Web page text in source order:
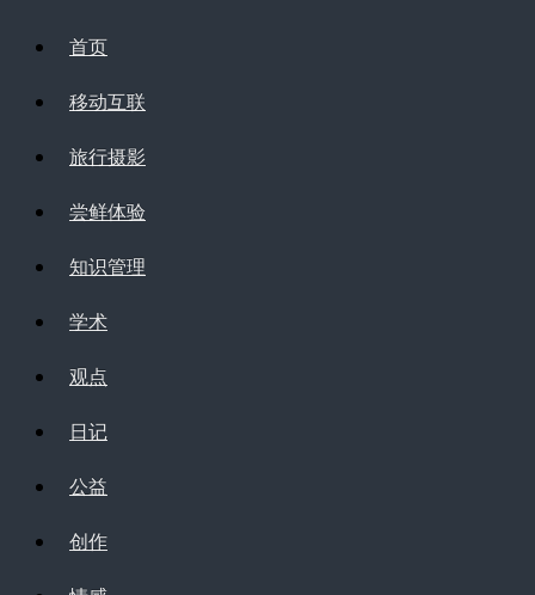
首页
移动互联
旅行摄影
尝鲜体验
知识管理
学术
观点
日记
公益
创作